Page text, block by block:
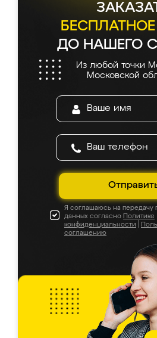
ДО НАШЕГО
Из любой точки
Московской
Я соглашаюсь на передачу
данных согласно Политике
конфиденциальности
соглашению